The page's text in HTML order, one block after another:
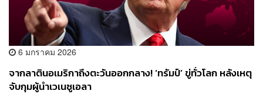
6 มกราคม 2026
จากลาตินอเมริกาถึงตะวันออกกลาง! ‘ทรัมป์’ ขู่ทั่วโลก หลังเหตุ
จับกุมผู้นำเวเนซูเอลา